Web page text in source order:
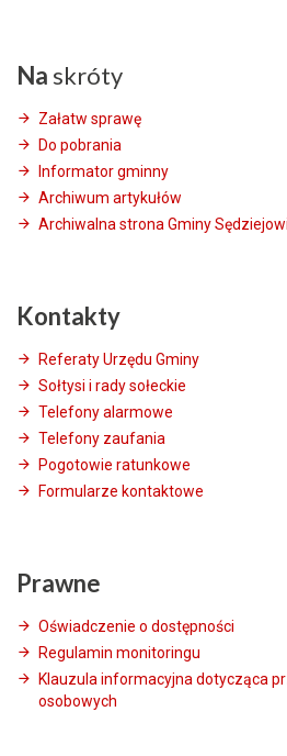
Na skróty
Załatw sprawę
Do pobrania
Informator gminny
Archiwum artykułów
Archiwalna strona Gminy
Kontakty
Referaty Urzędu Gminy
Sołtysi i rady sołeckie
Telefony alarmowe
Telefony zaufania
Pogotowie ratunkowe
Formularze kontaktowe
Prawne
Oświadczenie o dostępności
Regulamin monitoringu
Klauzula informacyjna dotycząca
osobowych